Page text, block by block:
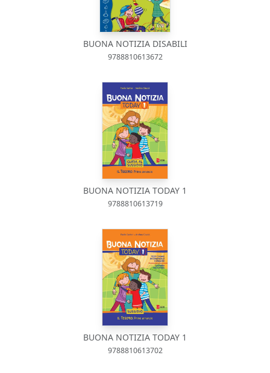
BUONA NOTIZIA DISABILI
9788810613672
BUONA NOTIZIA TODAY 1
9788810613719
BUONA NOTIZIA TODAY 1
9788810613702